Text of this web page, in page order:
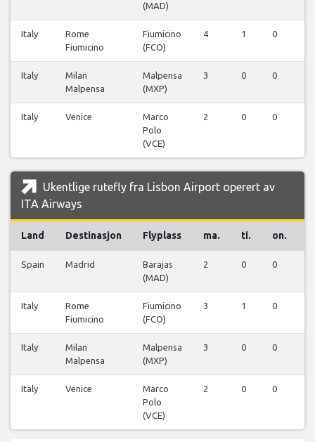
(MAD)
Italy
Rome
Fiumicino
Fiumicino
(FCO)
4 1 0
Italy
Milan
Malpensa
Malpensa
(MXP)
3 0 0
Italy Venice
Marco
Polo
(VCE)
2 0 0
Ukentlige rutefly fra Lisbon Airport operert av
ITA Airways
Land Destinasjon Flyplass ma. ti. on.
Spain Madrid
Barajas
(MAD)
2 0 0
Italy
Rome
Fiumicino
Fiumicino
(FCO)
3 1 0
Italy
Milan
Malpensa
Malpensa
(MXP)
3 0 0
Italy Venice
Marco
Polo
(VCE)
2 0 0